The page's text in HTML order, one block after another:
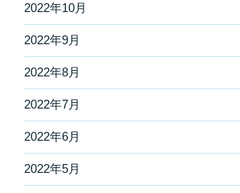
2022年10月
2022年9月
2022年8月
2022年7月
2022年6月
2022年5月